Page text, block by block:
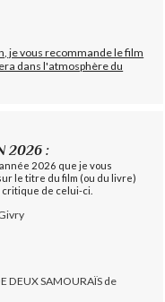
je vous recommande le film
dans l'atmosphère du
2026 :
2026 que je vous
le titre du film (ou du livre)
de celui-ci.
DEUX SAMOURAÏS de